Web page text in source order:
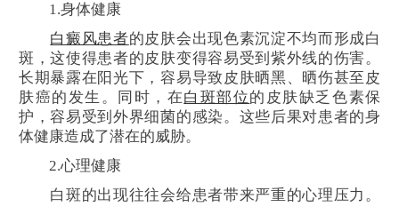
1.身体健康
白癜风患者的皮肤会出现色素沉淀不均而形成白
斑，这使得患者的皮肤变得容易受到紫外线的伤害。
长期暴露在阳光下，容易导致皮肤晒黑、晒伤甚至皮
肤癌的发生。同时，在白斑部位的皮肤缺乏色素保
护，容易受到外界细菌的感染。这些后果对患者的身
体健康造成了潜在的威胁。
2.心理健康
白斑的出现往往会给患者带来严重的心理压力。